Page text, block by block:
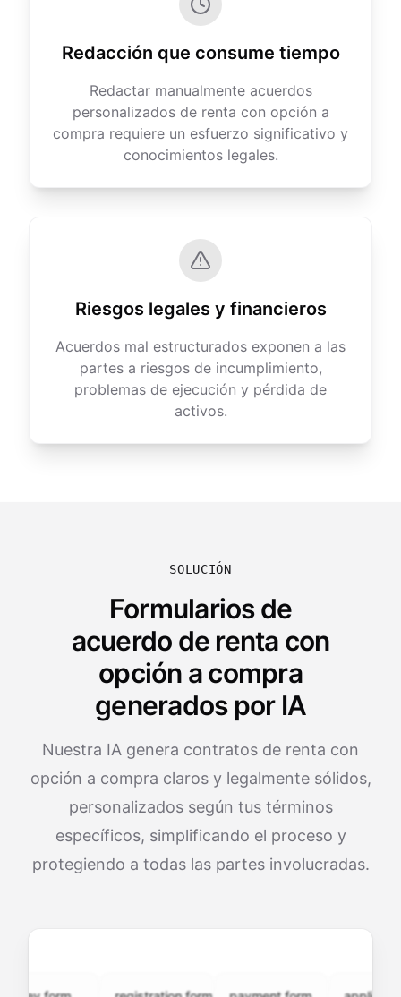
Redacción que consume tiempo
Redactar manualmente acuerdos
personalizados de renta con opción a
compra requiere un esfuerzo significativo y
conocimientos legales.
Riesgos legales y financieros
Acuerdos mal estructurados exponen a las
partes a riesgos de incumplimiento,
problemas de ejecución y pérdida de
activos.
SOLUCIÓN
Formularios de
acuerdo de renta con
opción a compra
generados por IA
Nuestra IA genera contratos de renta con
opción a compra claros y legalmente sólidos,
personalizados según tus términos
específicos, simplificando el proceso y
protegiendo a todas las partes involucradas.